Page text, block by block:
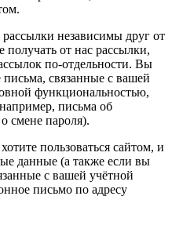
независимы друг от
от нас рассылки,
по-отдельности. Вы
связанные с вашей
функциональностью,
письма об
смене пароля).
пользоваться сайтом, и
данные (а также если вы
с вашей учётной
письмо по адресу